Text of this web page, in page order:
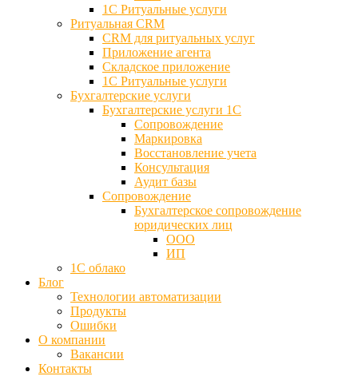
1С Ритуальные услуги
Ритуальная CRM
CRM для ритуальных услуг
Приложение агента
Складское приложение
1С Ритуальные услуги
Бухгалтерские услуги
Бухгалтерские услуги 1С
Сопровождение
Маркировка
Восстановление учета
Консультация
Аудит базы
Cопровождение
Бухгалтерское сопровождение
юридических лиц
ООО
ИП
1С облако
Блог
Технологии автоматизации
Продукты
Ошибки
О компании
Вакансии
Контакты